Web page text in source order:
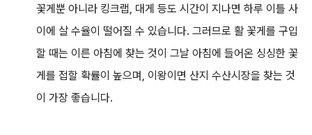
꽃게뿐 아니라 킹크랩, 대게 등도 시간이 지나면 하루 이틀 사
이에 살 수율이 떨어질 수 있습니다. 그러므로 활 꽃게를 구입
할 때는 이른 아침에 찾는 것이 그날 아침에 들어온 싱싱한 꽃
게를 접할 확률이 높으며, 이왕이면 산지 수산시장을 찾는 것
이 가장 좋습니다.